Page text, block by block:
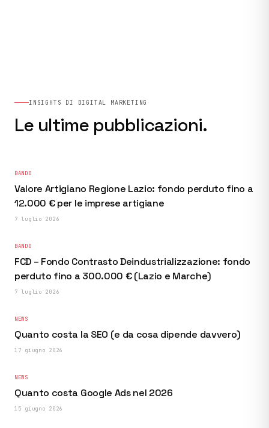
INSIGHTS DI DIGITAL MARKETING
Le ultime pubblicazioni.
BANDO
Valore Artigiano Regione Lazio: fondo perduto fino a
12.000 € per le imprese artigiane
7 luglio 2026
BANDO
FCD – Fondo Contrasto Deindustrializzazione: fondo
perduto fino a 300.000 € (Lazio e Marche)
7 luglio 2026
NEWS
Quanto costa la SEO (e da cosa dipende davvero)
17 giugno 2026
NEWS
Quanto costa Google Ads nel 2026
15 giugno 2026